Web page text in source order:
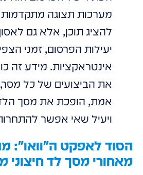
מערכות תצוגה
להציג תוכן, אלא גם
יעילות הפרסום, זמני
אינטראקציות. מידע זה
את הביצועים של כל
אמת, הופכת את מסך הלד
ויעיל שאי אפשר
הסוד לאפקט ה"וואו":
מאחורי מסך לד חיצוני